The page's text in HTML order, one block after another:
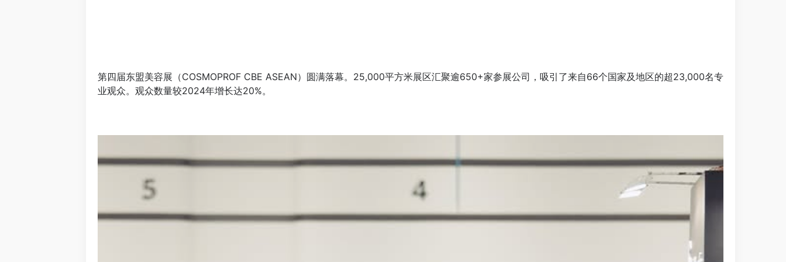
第四届东盟美容展（COSMOPROF CBE ASEAN）圆满落幕。25,000平方米展区汇聚逾650+家参展公司，吸引了来自66个国家及地区的超23,000名专
业观众。观众数量较2024年增长达20%。